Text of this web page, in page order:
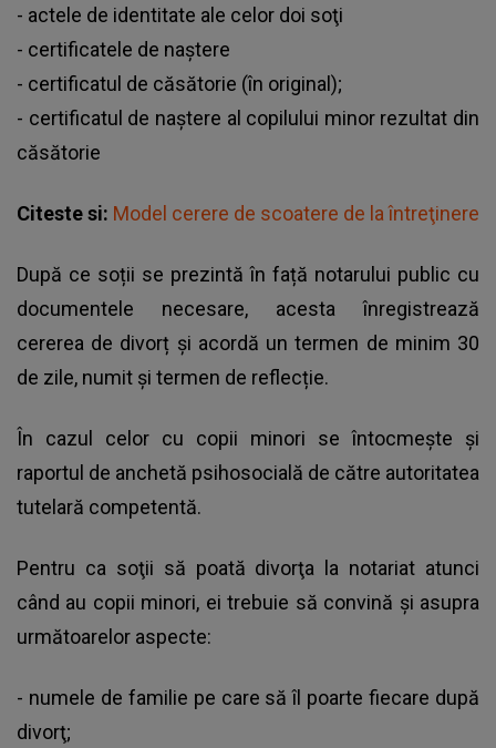
- actele de identitate ale celor doi soţi
- certificatele de naştere
- certificatul de căsătorie (în original);
- certificatul de naştere al copilului minor rezultat din
căsătorie
Citeste si: Model cerere de scoatere de la întreţinere
După ce soții se prezintă în față notarului public cu
documentele necesare, acesta înregistrează
cererea de divorț și acordă un termen de minim 30
de zile, numit și termen de reflecție.
În cazul celor cu copii minori se întocmește și
raportul de anchetă psihosocială de către autoritatea
tutelară competentă.
Pentru ca soţii să poată divorţa la notariat atunci
când au copii minori, ei trebuie să convină și asupra
următoarelor aspecte:
- numele de familie pe care să îl poarte fiecare după
divorţ;